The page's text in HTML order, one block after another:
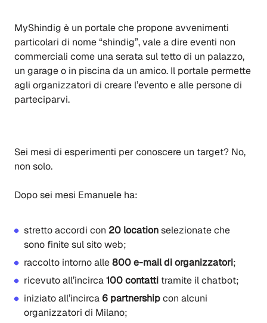
MyShindig è un portale che propone avvenimenti
particolari di nome“shindig”,vale a dire eventi non
commerciali come una serata sul tetto di un palazzo,
un garage o in piscina da un amico. Il portale permette
agli organizzatori di creare l’evento e alle persone di
parteciparvi.
Sei mesi di esperimenti per conoscere un target? No,
non solo.
Dopo sei mesi Emanuele ha:
stretto accordi con 20 locationselezionate che
sono finite sul sito web;
raccolto intorno alle800 e-mail di organizzatori;
ricevuto all’incirca100 contatti tramite il chatbot;
iniziato all’incirca 6 partnershipcon alcuni
organizzatori di Milano;